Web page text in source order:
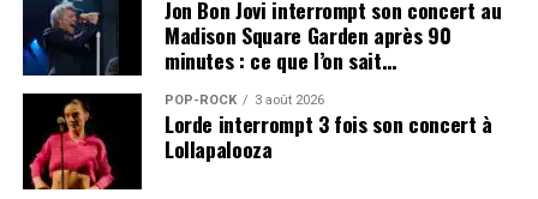
Jon Bon Jovi interrompt son concert au
Madison Square Garden après 90
minutes : ce que l’on sait…
POP-ROCK 3 août 2026
Lorde interrompt 3 fois son concert à
Lollapalooza